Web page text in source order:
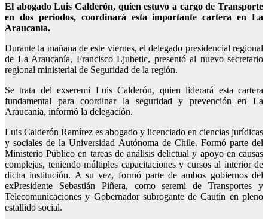
El abogado Luis Calderón, quien estuvo a cargo de Transporte
en dos periodos, coordinará esta importante cartera en La
Araucanía.
Durante la mañana de este viernes, el delegado presidencial regional
de La Araucanía, Francisco Ljubetic, presentó al nuevo secretario
regional ministerial de Seguridad de la región.
Se trata del exseremi Luis Calderón, quien liderará esta cartera
fundamental para coordinar la seguridad y prevención en La
Araucanía, informó la delegación.
Luis Calderón Ramírez es abogado y licenciado en ciencias jurídicas
y sociales de la Universidad Autónoma de Chile. Formó parte del
Ministerio Público en tareas de análisis delictual y apoyo en causas
complejas, teniendo múltiples capacitaciones y cursos al interior de
dicha institución. A su vez, formó parte de ambos gobiernos del
exPresidente Sebastián Piñera, como seremi de Transportes y
Telecomunicaciones y Gobernador subrogante de Cautín en pleno
estallido social.